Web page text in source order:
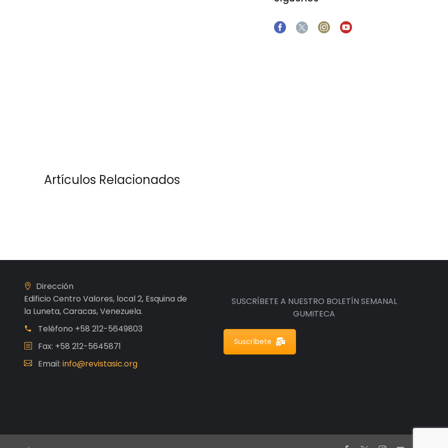
Artículos Relacionados
Dirección
Edificio Centro Valores, local 2, Esquina de
la Luneta, Caracas, Venezuela.
Teléfono +58 212-5649803
Fax: +58 212-5645871
Email: info@revistasic.org
SUSCRÍBETE A NUESTRO BOLETÍN SEMANAL
GUMITECA
Suscríbete